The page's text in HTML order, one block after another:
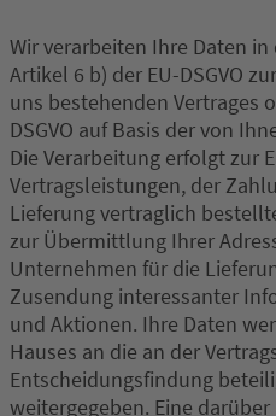
Wir verarbeiten Ihre Daten
Artikel 6 b) der EU-DSGVO
uns bestehenden Vertrages
DSGVO auf Basis der von
Die Verarbeitung erfolgt zur
Vertragsleistungen, der
Lieferung vertraglich
zur Übermittlung Ihrer
Unternehmen für die
Zusendung interessanter
und Aktionen. Ihre Daten
Hauses an die an der
Entscheidungsfindung
weitergegeben. Eine